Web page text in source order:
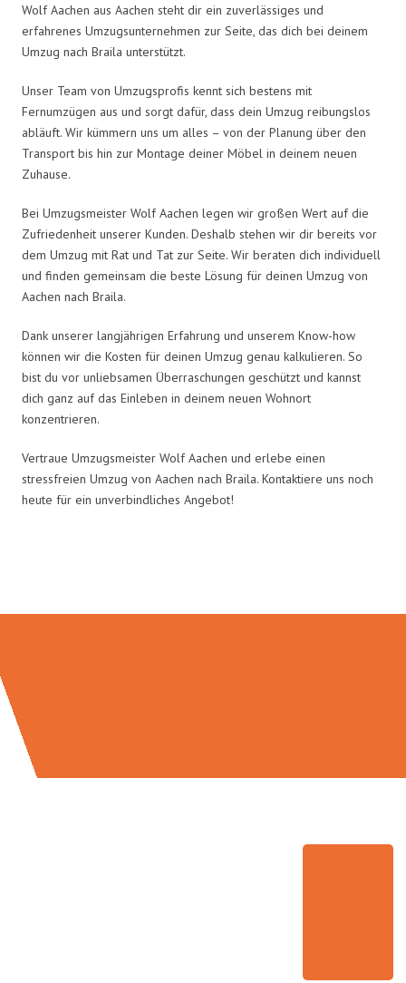
Wolf Aachen aus Aachen steht dir ein zuverlässiges und
erfahrenes Umzugsunternehmen zur Seite, das dich bei deinem
Umzug nach Braila unterstützt.
Unser Team von Umzugsprofis kennt sich bestens mit
Fernumzügen aus und sorgt dafür, dass dein Umzug reibungslos
abläuft. Wir kümmern uns um alles – von der Planung über den
Transport bis hin zur Montage deiner Möbel in deinem neuen
Zuhause.
Bei Umzugsmeister Wolf Aachen legen wir großen Wert auf die
Zufriedenheit unserer Kunden. Deshalb stehen wir dir bereits vor
dem Umzug mit Rat und Tat zur Seite. Wir beraten dich individuell
und finden gemeinsam die beste Lösung für deinen Umzug von
Aachen nach Braila.
Dank unserer langjährigen Erfahrung und unserem Know-how
können wir die Kosten für deinen Umzug genau kalkulieren. So
bist du vor unliebsamen Überraschungen geschützt und kannst
dich ganz auf das Einleben in deinem neuen Wohnort
konzentrieren.
Vertraue Umzugsmeister Wolf Aachen und erlebe einen
stressfreien Umzug von Aachen nach Braila. Kontaktiere uns noch
heute für ein unverbindliches Angebot!